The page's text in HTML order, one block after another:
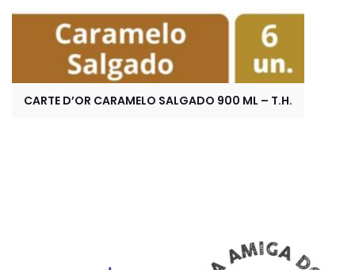
CARTE D’OR CARAMELO SALGADO 900 ML – T.H.